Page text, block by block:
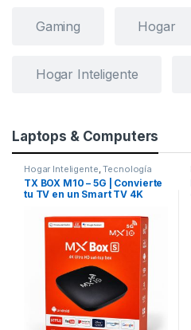
Gaming Hogar
Hogar Inteligente
Laptops & Computers
Hogar Inteligente ,Tecnología
TX BOX M10 – 5G | Convierte
tu TV en un Smart TV 4K